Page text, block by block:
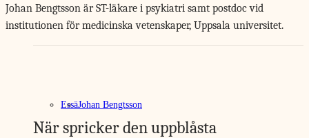
Johan Bengtsson är ST-läkare i psykiatri samt postdoc vid
institutionen för medicinska vetenskaper, Uppsala universitet.
EssäJohan Bengtsson
När spricker den uppblåsta